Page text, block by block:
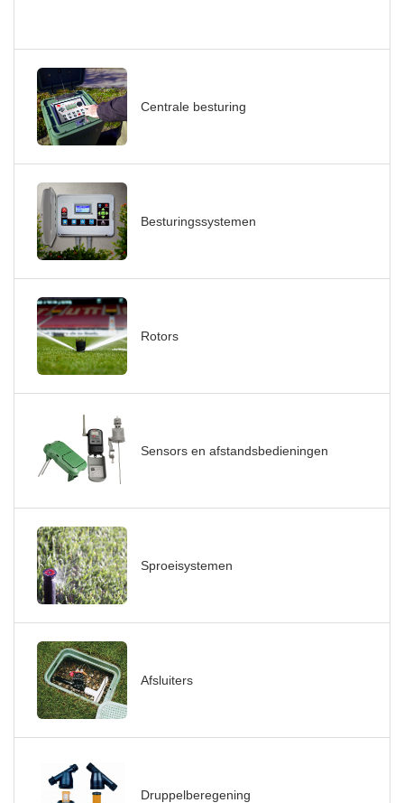
Centrale besturing
Besturingssystemen
Rotors
Sensors en afstandsbedieningen
Sproeisystemen
Afsluiters
Druppelberegening